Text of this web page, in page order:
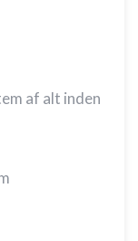
af alt inden